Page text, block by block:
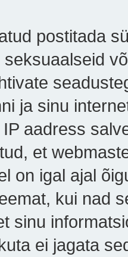
postitada
ja sinu
aadress
et
on igal ajal
kui nad
sinu
ei jagata